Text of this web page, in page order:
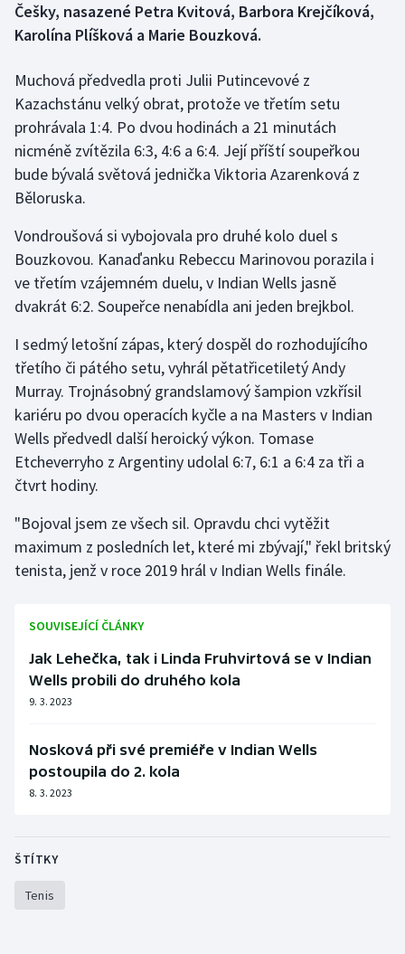
Florbal
Golf
Gymnastika
Házená
Jezdectví
Judo
Lezení
Lyže a snowboard
Moderní pětiboj
Motorsport
Olympijské hry
Parasport
Plavání
Plážový volejbal
Rychlobruslení
Rychlostní kanoistika
Sportovní střelba
Češky, nasazené Petra Kvitová, Barbora Krejčíková,
Karolína Plíšková a Marie Bouzková.
Muchová předvedla proti Julii Putincevové z
Kazachstánu velký obrat, protože ve třetím setu
prohrávala 1:4. Po dvou hodinách a 21 minutách
nicméně zvítězila 6:3, 4:6 a 6:4. Její příští soupeřkou
bude bývalá světová jednička Viktoria Azarenková z
Běloruska.
Vondroušová si vybojovala pro druhé kolo duel s
Bouzkovou. Kanaďanku Rebeccu Marinovou porazila i
ve třetím vzájemném duelu, v Indian Wells jasně
dvakrát 6:2. Soupeřce nenabídla ani jeden brejkbol.
I sedmý letošní zápas, který dospěl do rozhodujícího
třetího či pátého setu, vyhrál pětatřicetiletý Andy
Murray. Trojnásobný grandslamový šampion vzkřísil
kariéru po dvou operacích kyčle a na Masters v Indian
Wells předvedl další heroický výkon. Tomase
Etcheverryho z Argentiny udolal 6:7, 6:1 a 6:4 za tři a
čtvrt hodiny.
"Bojoval jsem ze všech sil. Opravdu chci vytěžit
maximum z posledních let, které mi zbývají," řekl britský
tenista, jenž v roce 2019 hrál v Indian Wells finále.
SOUVISEJÍCÍ ČLÁNKY
Jak Lehečka, tak i Linda Fruhvirtová se v Indian
Wells probili do druhého kola
9. 3. 2023
Nosková při své premiéře v Indian Wells
postoupila do 2. kola
8. 3. 2023
ŠTÍTKY
Tenis